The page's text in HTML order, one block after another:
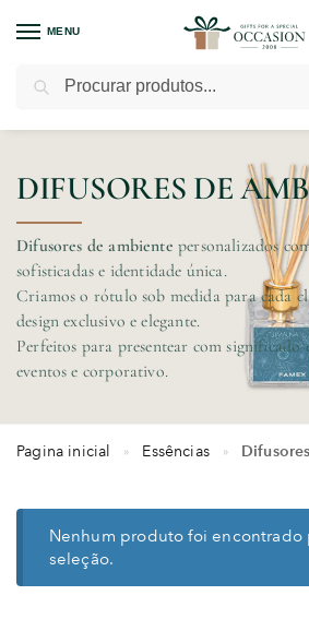
MENU
DIFUSORES DE
Difusores de ambiente personalizados
sofisticadas e identidade única.
Criamos o rótulo sob medida para cada
design exclusivo e elegante.
Perfeitos para presentear com significado
eventos e corporativo.
Pagina inicial » Essências »
Nenhum produto foi encontrado
seleção.